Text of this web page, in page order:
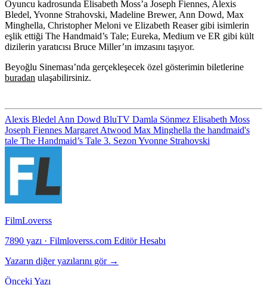
Oyuncu kadrosunda Elisabeth Moss’a Joseph Fiennes, Alexis
Bledel, Yvonne Strahovski, Madeline Brewer, Ann Dowd, Max
Minghella, Christopher Meloni ve Elizabeth Reasergibi isimlerin
eşlik ettiği The Handmaid’s Tale; Eureka, Medium ve ER gibi kült
dizilerin yaratıcısı Bruce Miller’ın imzasını taşıyor.
Beyoğlu Sineması’nda gerçekleşecek özel gösterimin biletlerine
buradan ulaşabilirsiniz.
Alexis Bledel Ann Dowd BluTV Damla Sönmez Elisabeth Moss
Joseph Fiennes Margaret Atwood Max Minghella the handmaid's
tale The Handmaid’s Tale 3. Sezon Yvonne Strahovski
FilmLoverss
7890 yazı · Filmloverss.com Editör Hesabı
Yazarın diğer yazılarını gör →
Önceki Yazı